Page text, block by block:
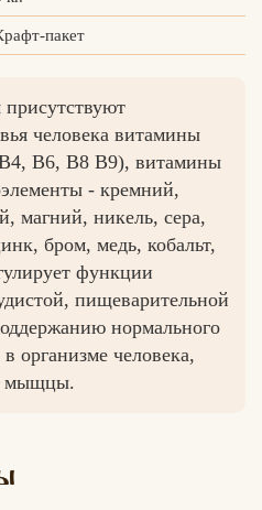
Max
пакет
присутствуют
человека витамины
B6, B8 B9), витамины
- кремний,
магний, никель, сера,
бром, медь, кобальт,
функции
пищеварительной
нормального
организме человека,
мыщцы.